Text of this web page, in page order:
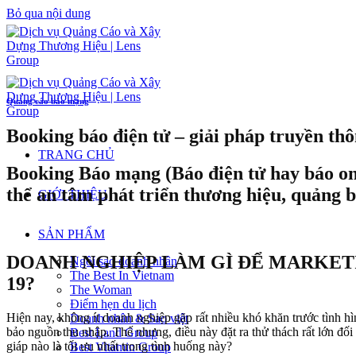
Bỏ qua nội dung
TRANG CHỦ
GIỚI THIỆU
SẢN PHẨM
Ngôi sao doanh nhân
The Best In Vietnam
The Woman
Điểm hẹn du lịch
Doanh nhân & Sao việt
Best Land Group
Best Vitamin Group
Quảng cáo báo mạng
Booking báo điện tử – giải pháp truyền
Booking Báo mạng (Báo điện tử hay báo
thể an tâm phát triển thương hiệu, quảng
DOANH NGHIỆP LÀM GÌ ĐỂ
19?
Hiện nay, không ít doanh nghiệp gặp rất nhiều khó khăn trước tình
bảo nguồn thu nhập. Thế nhưng, điều này đặt ra thử thách rất lớn
giáp nào là tối ưu nhất trong tình huống này?